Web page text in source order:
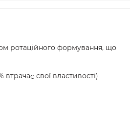
ротаційного формування, що
свої властивості)